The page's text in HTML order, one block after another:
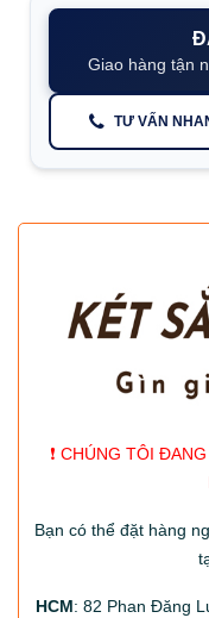
Giao hàng tận
TƯ VẤN
❗️ CHÚNG TÔI
Bạn có thể đặt hàng
HCM: 82 Phan Đăng